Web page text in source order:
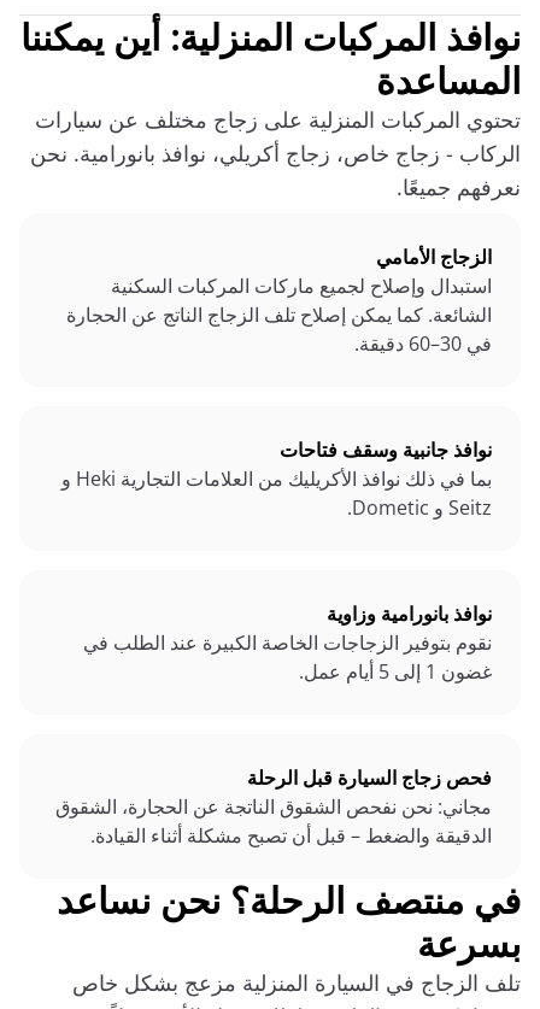
نوافذ المركبات المنزلية: أين يمكننا
المساعدة
تحتوي المركبات المنزلية على زجاج مختلف عن سيارات
الركاب - زجاج خاص، زجاج أكريلي، نوافذ بانورامية. نحن
نعرفهم جميعًا.
الزجاج الأمامي
استبدال وإصلاح لجميع ماركات المركبات السكنية
الشائعة. كما يمكن إصلاح تلف الزجاج الناتج عن الحجارة
في 30–60 دقيقة.
نوافذ جانبية وسقف فتاحات
بما في ذلك نوافذ الأكريليك من العلامات التجارية Heki و
Seitz و Dometic.
نوافذ بانورامية وزاوية
نقوم بتوفير الزجاجات الخاصة الكبيرة عند الطلب في
غضون 1 إلى 5 أيام عمل.
فحص زجاج السيارة قبل الرحلة
مجاني: نحن نفحص الشقوق الناتجة عن الحجارة، الشقوق
الدقيقة والضغط – قبل أن تصبح مشكلة أثناء القيادة.
في منتصف الرحلة؟ نحن نساعد
بسرعة
تلف الزجاج في السيارة المنزلية مزعج بشكل خاص